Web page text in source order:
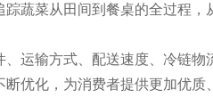
蔬菜从田间到餐桌的全过程
运输方式、配送速度、冷链
优化，为消费者提供更加优